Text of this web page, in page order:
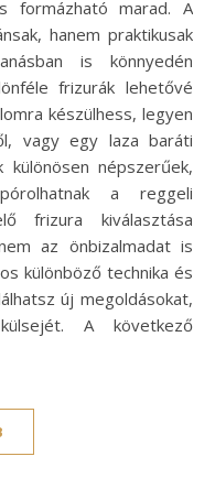
formázható marad. A
hanem praktikusak
is könnyedén
frizurák lehetővé
készülhess, legyen
vagy egy laza baráti
népszerűek,
a reggeli
frizura kiválasztása
az önbizalmadat is
különböző technika és
új megoldásokat,
A következő